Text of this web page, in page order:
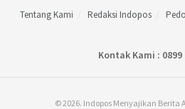
Tentang Kami Redaksi Indopos
Kontak Kami : 0899
© 2026. Indopos Menyajikan Berita